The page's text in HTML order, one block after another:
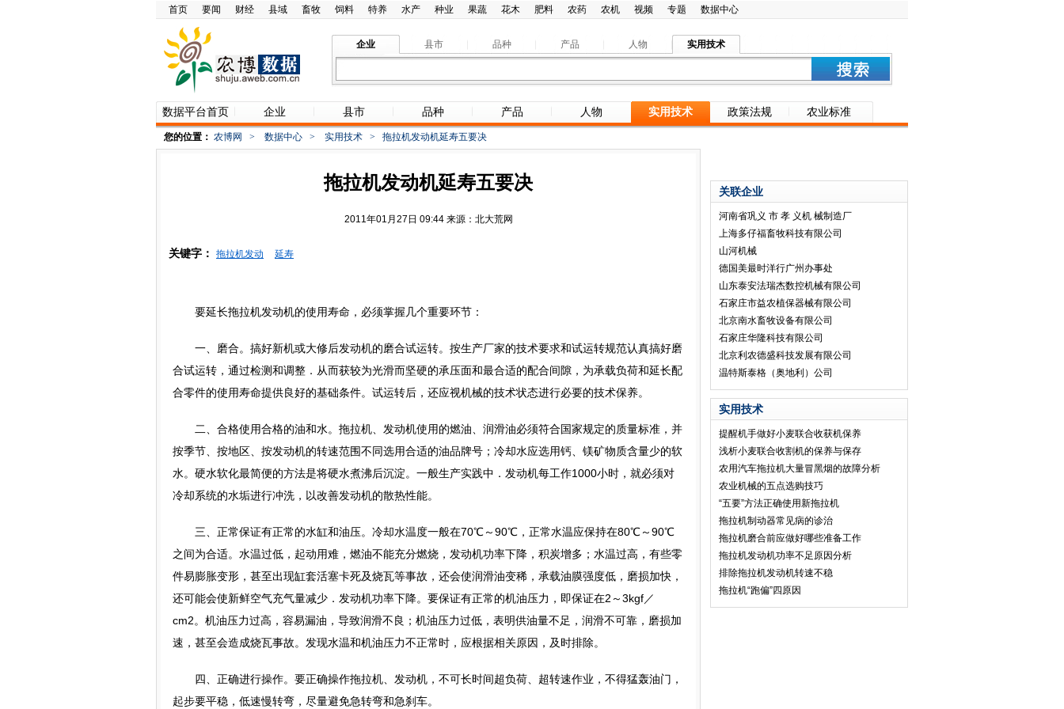
首页 要闻 财经 县域 畜牧 饲料 特养 水产 种业 果蔬 花木 肥料 农药 农机 视频 专题 数据中心
企业 县市 品种 产品 人物 实用技术
数据平台首页 企业 县市 品种 产品 人物 实用技术 政策法规 农业标准
您的位置： 农博网 > 数据中心 > 实用技术 > 拖拉机发动机延寿五要决
拖拉机发动机延寿五要决
2011年01月27日 09:44 来源：北大荒网
关键字： 拖拉机发动 延寿
要延长拖拉机发动机的使用寿命，必须掌握几个重要环节：
一、磨合。搞好新机或大修后发动机的磨合试运转。按生产厂家的技术要求和试运转规范认真搞好磨
合试运转，通过检测和调整．从而获较为光滑而坚硬的承压面和最合适的配合间隙，为承载负荷和延长配
合零件的使用寿命提供良好的基础条件。试运转后，还应视机械的技术状态进行必要的技术保养。
二、合格使用合格的油和水。拖拉机、发动机使用的燃油、润滑油必须符合国家规定的质量标准，并
按季节、按地区、按发动机的转速范围不同选用合适的油品牌号；冷却水应选用钙、镁矿物质含量少的软
水。硬水软化最简便的方法是将硬水煮沸后沉淀。一般生产实践中．发动机每工作1000小时，就必须对
冷却系统的水垢进行冲洗，以改善发动机的散热性能。
三、正常保证有正常的水缸和油压。冷却水温度一般在70℃～90℃，正常水温应保持在80℃～90℃
之间为合适。水温过低，起动用难，燃油不能充分燃烧，发动机功率下降，积炭增多；水温过高，有些零
件易膨胀变形，甚至出现缸套活塞卡死及烧瓦等事故，还会使润滑油变稀，承载油膜强度低，磨损加快，
还可能会使新鲜空气充气量减少．发动机功率下降。要保证有正常的机油压力，即保证在2～3kgf／
cm2。机油压力过高，容易漏油，导致润滑不良；机油压力过低，表明供油量不足，润滑不可靠，磨损加
速，甚至会造成烧瓦事故。发现水温和机油压力不正常时，应根据相关原因，及时排除。
四、正确进行操作。要正确操作拖拉机、发动机，不可长时间超负荷、超转速作业，不得猛轰油门，
起步要平稳，低速慢转弯，尽量避免急转弯和急刹车。
关联企业
河南省巩义 市 孝 义机 械制造厂
上海多仔福畜牧科技有限公司
山河机械
德国美最时洋行广州办事处
山东泰安法瑞杰数控机械有限公司
石家庄市益农植保器械有限公司
北京南水畜牧设备有限公司
石家庄华隆科技有限公司
北京利农德盛科技发展有限公司
温特斯泰格（奥地利）公司
实用技术
提醒机手做好小麦联合收获机保养
浅析小麦联合收割机的保养与保存
农用汽车拖拉机大量冒黑烟的故障分析
农业机械的五点选购技巧
“五要”方法正确使用新拖拉机
拖拉机制动器常见病的诊治
拖拉机磨合前应做好哪些准备工作
拖拉机发动机功率不足原因分析
排除拖拉机发动机转速不稳
拖拉机“跑偏”四原因